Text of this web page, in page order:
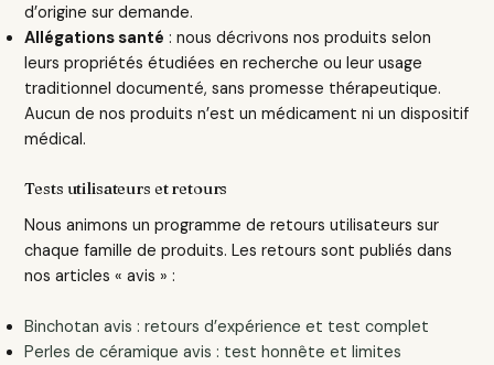
d’origine sur demande.
Allégations santé : nous décrivons nos produits selon
leurs propriétés étudiées en recherche ou leur usage
traditionnel documenté, sans promesse thérapeutique.
Aucun de nos produits n’est un médicament ni un dispositif
médical.
Tests utilisateurs et retours
Nous animons un programme de retours utilisateurs sur
chaque famille de produits. Les retours sont publiés dans
nos articles « avis » :
Binchotan avis : retours d’expérience et test complet
Perles de céramique avis : test honnête et limites